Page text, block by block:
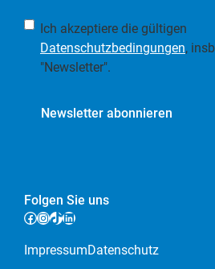
Ich akzeptiere die gültigen
Datenschutzbedingungen,
"Newsletter".
Newsletter abonnieren
Folgen Sie uns
Facebook
Instagram
TikTok
LinkedIn
ImpressumDatenschutz